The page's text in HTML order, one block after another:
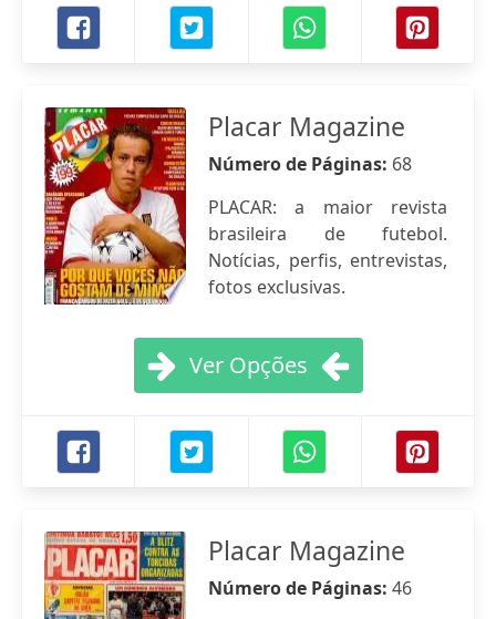
Placar Magazine
Número de Páginas: 68
PLACAR: a maior revista
brasileira de futebol.
Notícias, perfis, entrevistas,
fotos exclusivas.
Ver Opções
Placar Magazine
Número de Páginas: 46